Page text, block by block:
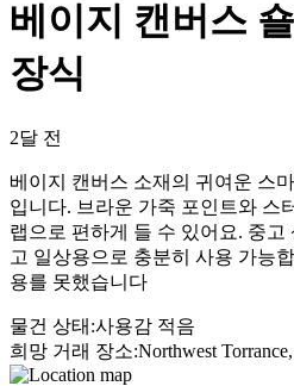
베이지 캔버스
장식
2달 전
베이지 캔버스 소재의 귀여운 스
입니다. 브라운 가죽 포인트와 스
랩으로 편하게 들 수 있어요. 중고
고 일상용으로 충분히 사용 가능
용를 못했습니다
물건 상태 :사용감 적음
희망 거래 장소:Northwest